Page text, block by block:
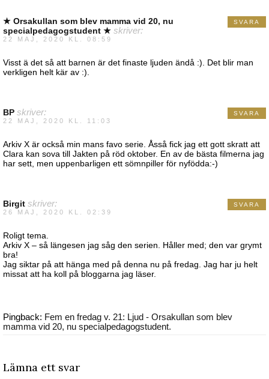
★ Orsakullan som blev mamma vid 20, nu
specialpedagogstudent ★ skriver:
22 MAJ, 2020 KL. 08:59
Visst ä det så att barnen är det finaste ljuden ändå :). Det blir man
verkligen helt kär av :).
SVARA
BP skriver:
22 MAJ, 2020 KL. 11:03
Arkiv X är också min mans favo serie. Åsså fick jag ett gott skratt att
Clara kan sova till Jakten på röd oktober. En av de bästa filmerna jag
har sett, men uppenbarligen ett sömnpiller för nyfödda:-)
SVARA
Birgit skriver:
26 MAJ, 2020 KL. 02:39
Roligt tema.
Arkiv X – så längesen jag såg den serien. Håller med; den var grymt
bra!
Jag siktar på att hänga med på denna nu på fredag. Jag har ju helt
missat att ha koll på bloggarna jag läser.
SVARA
Pingback: Fem en fredag v. 21: Ljud - Orsakullan som blev
mamma vid 20, nu specialpedagogstudent.
Lämna ett svar